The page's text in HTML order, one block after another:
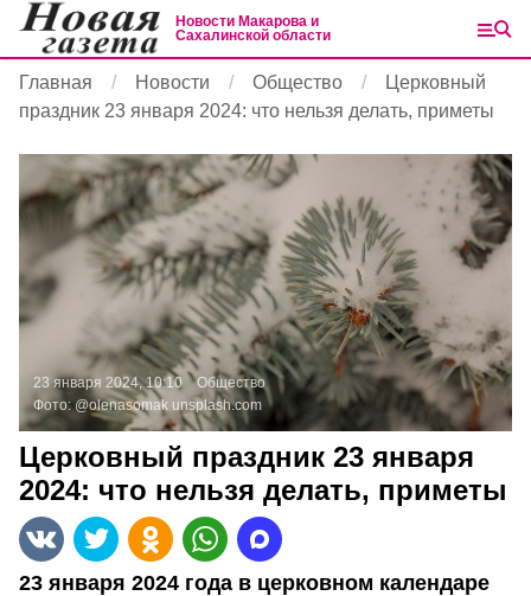
Новости Макарова и
Сахалинской области
Главная Новости Общество
Церковный
праздник 23 января 2024: что нельзя делать, приметы
23 января 2024, 10:10
Общество
Фото: @olenasomak unsplash.com
Церковный праздник 23 января
2024: что нельзя делать, приметы
23 января 2024 года в церковном календаре